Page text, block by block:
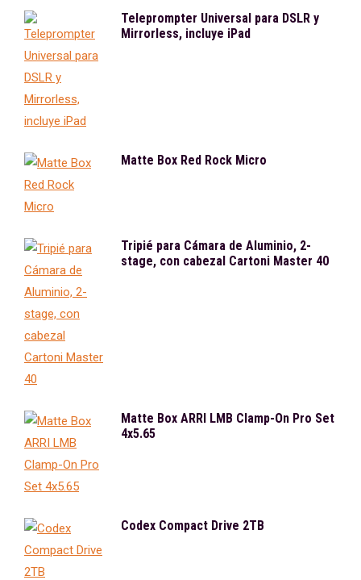
Teleprompter Universal para DSLR y
Mirrorless, incluye iPad
Matte Box Red Rock Micro
Tripié para Cámara de Aluminio, 2-
stage, con cabezal Cartoni Master 40
Matte Box ARRI LMB Clamp-On Pro Set
4x5.65
Codex Compact Drive 2TB